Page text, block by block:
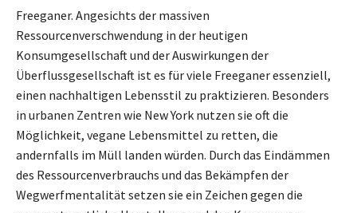
Freeganer. Angesichts der massiven
Ressourcenverschwendung in der heutigen
Konsumgesellschaft und der Auswirkungen der
Überflussgesellschaft ist es für viele Freeganer essenziell,
einen nachhaltigen Lebensstil zu praktizieren. Besonders
in urbanen Zentren wie New York nutzen sie oft die
Möglichkeit, vegane Lebensmittel zu retten, die
andernfalls im Müll landen würden. Durch das Eindämmen
des Ressourcenverbrauchs und das Bekämpfen der
Wegwerfmentalität setzen sie ein Zeichen gegen die